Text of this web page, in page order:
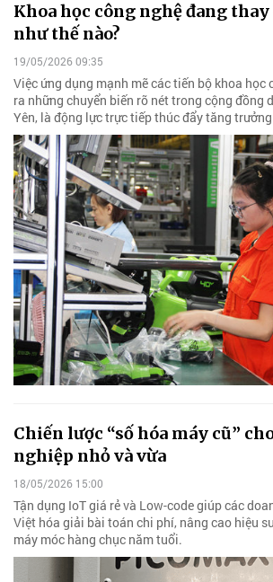
Khoa học công nghệ đang
như thế nào?
19/05/2026 09:35
Việc ứng dụng mạnh mẽ các tiến bộ khoa học
ra những chuyển biến rõ nét trong cộng đồng
Yên, là động lực trực tiếp thúc đẩy tăng
Chiến lược “số hóa máy cũ”
nghiệp nhỏ và vừa
18/05/2026 15:00
Tận dụng IoT giá rẻ và Low-code giúp các
Việt hóa giải bài toán chi phí, nâng cao hiệu
máy móc hàng chục năm tuổi.